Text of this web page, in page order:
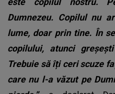
Dumnezeu. Copilul nu
lume, doar prin tine. În
copilului, atunci
Trebuie să îți ceri scuze
care nu l-a văzut pe